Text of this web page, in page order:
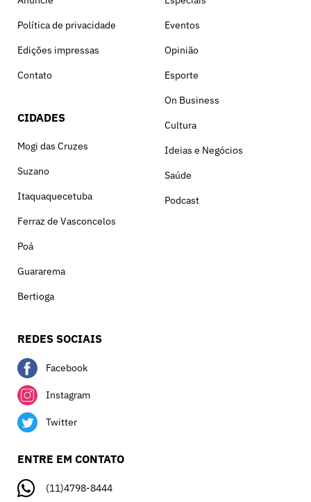
Política de privacidade
Edições impressas
Contato
CIDADES
Mogi das Cruzes
Suzano
Itaquaquecetuba
Ferraz de Vasconcelos
Poá
Guararema
Bertioga
Eventos
Opinião
Esporte
On Business
Cultura
Ideias e Negócios
Saúde
Podcast
REDES SOCIAIS
Facebook
Instagram
Twitter
ENTRE EM CONTATO
(11)4798-8444